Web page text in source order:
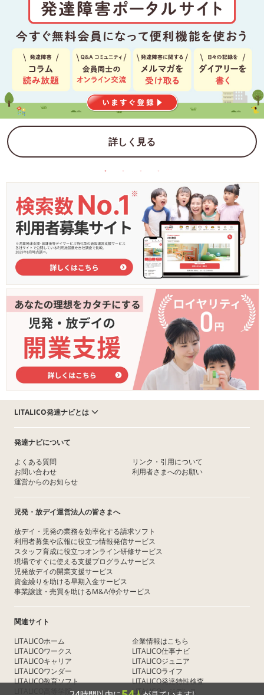
詳しく見る
LITALICO発達ナビとは
発達ナビについて
よくある質問
お問い合わせ
運営からのお知らせ
リンク・引用について
利用者さまへのお願い
児発・放デイ運営法人の皆さまへ
放デイ・児発の業務を効率化する請求ソフト
利用者募集や広報に役立つ情報発信サービス
スタッフ育成に役立つオンライン研修サービス
現場ですぐに使える支援プログラムサービス
児発放デイの開業支援サービス
資金繰りを助ける早期入金サービス
事業譲渡・売買を助けるM&A仲介サービス
関連サイト
LITALICOホーム
LITALICOワークス
LITALICOキャリア
LITALICOワンダー
LITALICO教育ソフト
LITALICO高等学院
企業情報はこちら
LITALICO仕事ナビ
LITALICOジュニア
LITALICOライフ
LITALICO発達特性検査
LITALICOレジデンス